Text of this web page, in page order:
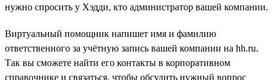
нужно спросить у Хэдди, кто администратор вашей компании.
Виртуальный помощник напишет имя и фамилию
ответственного за учётную запись вашей компании на hh.ru.
Так вы сможете найти его контакты в корпоративном
справочнике и связаться, чтобы обсудить нужный вопрос